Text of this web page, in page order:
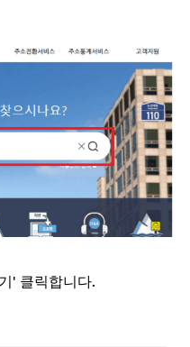
' 클릭합니다.